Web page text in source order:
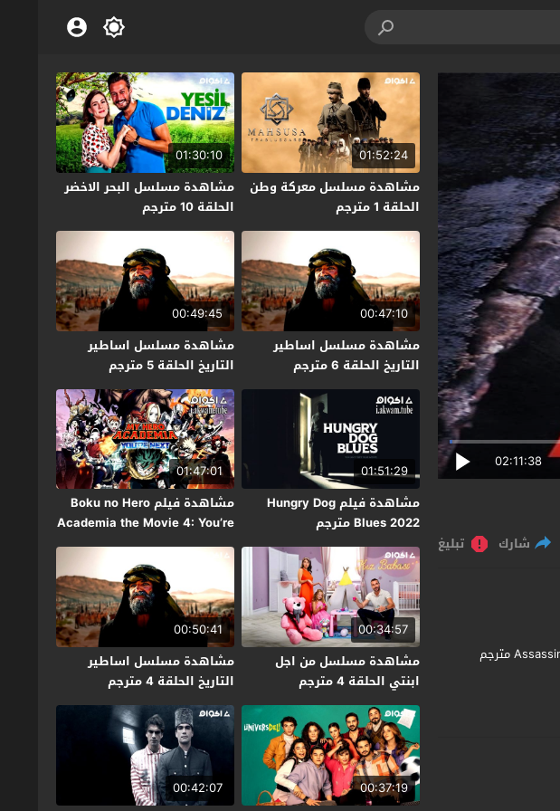
02:11:38
شارك تبليغ
مشاهدة وتحميل فيلم Assassins 1995 مترجم جودة عالية بدون اعلانات مزعجة مشاهدة اون لاين فيلم القتلة Assassins مترجم
01:52:24
مشاهدة مسلسل معركة وطن
الحلقة 1 مترجم
01:30:10
مشاهدة مسلسل البحر الاخضر
الحلقة 10 مترجم
00:47:10
مشاهدة مسلسل اساطير
التاريخ الحلقة 6 مترجم
00:49:45
مشاهدة مسلسل اساطير
التاريخ الحلقة 5 مترجم
01:51:29
مشاهدة فيلم Hungry Dog
Blues 2022 مترجم
01:47:01
مشاهدة فيلم Boku no Hero
Academia the Movie 4: You’re
Next 2024 مترجم
00:34:57
مشاهدة مسلسل من اجل
ابنتي الحلقة 4 مترجم
00:50:41
مشاهدة مسلسل اساطير
التاريخ الحلقة 4 مترجم
00:37:19
00:42:07